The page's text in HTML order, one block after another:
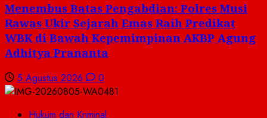
Menembus Batas Pengabdian: Polres Musi
Rawas Ukir Sejarah Emas Raih Predikat
WBK di Bawah Kepemimpinan AKBP Agung
Adhitya Prananta
5 Agustus 2026 0
Hukum dan Kriminal